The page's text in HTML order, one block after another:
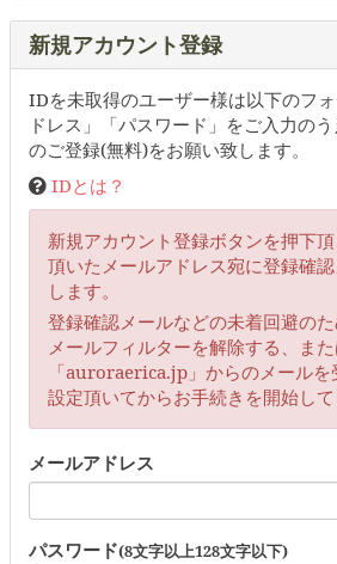
新規アカウント登録
IDを未取得のユーザー様は以下のフ
ドレス」「パスワード」をご入力の
のご登録(無料)をお願い致します。
IDとは？
新規アカウント登録ボタンを押下
頂いたメールアドレス宛に登録確
します。
登録確認メールなどの未着回避の
メールフィルターを解除する、ま
「auroraerica.jp」からのメールを
設定頂いてからお手続きを開始して
メールアドレス
パスワード(8文字以上128文字以下)